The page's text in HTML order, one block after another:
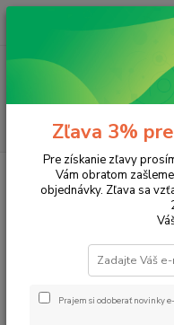
Tonery a náplne do
Stylus SX105
Zľava 3%
Pre získanie zľavy
Vám obratom
objednávky. Zľava sa
Prajem si odoberať novinky